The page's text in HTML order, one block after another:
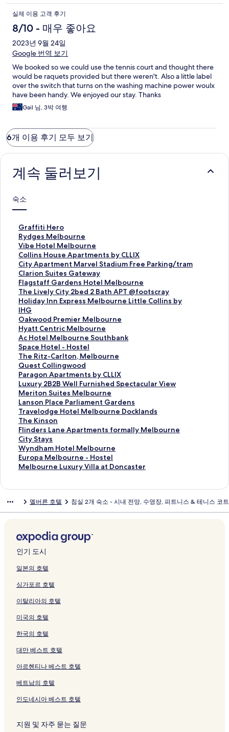
실제 이용 고객 후기
8/10 - 매우 좋아요
2023년 9월 24일
Google 번역 보기
We booked so we could use the tennis court and thought there
would be raquets provided but there weren't. Also a little label
over the switch that turns on the washing machine power woulx
have been handy. We enjoyed our stay. Thanks
Gail 님, 3박 여행
6개 이용 후기 모두 보기
계속 둘러보기
숙소
Graffiti Hero
G
r
a
f
f
i
t
i
H
e
r
o
페
이
지
를
여
는
링
크
Rydges Melbourne
R
y
d
g
e
s
M
e
l
b
o
u
r
n
e
페
이
지
를
여
는
링
크
Vibe Hotel Melbourne
V
i
b
e
H
o
t
e
l
M
e
l
b
o
u
r
n
e
페
이
지
를
여
는
링
Collins House Apartments by CLLIX
C
o
l
l
i
n
s
H
o
u
s
e
A
p
a
r
t
m
e
n
t
s
b
y
X
지
를
여
는
크
City Apartment Marvel Stadium Free Parking/tram
C
i
t
y
A
p
a
r
t
m
e
n
t
M
a
r
v
e
l
S
t
a
d
r
P
a
r
k
n
/
t
r
a
페
지
여
는
링
Clarion Suites Gateway
C
l
a
r
i
o
n
S
u
i
t
e
s
G
a
t
e
w
a
y
페
이
는
링
Flagstaff Gardens Hotel Melbourne
F
l
a
g
s
t
a
f
f
G
a
r
d
e
n
s
H
o
t
e
l
o
n
e
페
이
를
는
링
크
The Lively City 2bed 2 Bath APT @footscray
T
h
e
L
i
v
e
l
y
C
i
t
y
2
b
e
d
2
B
a
T
o
o
t
s
r
y
페
이
지
여
링
Holiday Inn Express Melbourne Little Collins by
IHG
H
o
l
i
d
a
y
I
n
n
E
x
p
r
e
s
s
M
e
r
L
i
t
t
e
o
l
l
i
s
y
H
G
페
지
Oakwood Premier Melbourne
O
a
k
w
o
o
d
P
r
e
m
i
e
r
M
e
l
n
이
지
를
여
링
Hyatt Centric Melbourne
H
y
a
t
t
C
e
n
t
r
i
c
M
e
l
b
e
지
를
여
는
크
Ac Hotel Melbourne Southbank
A
c
H
o
t
e
l
M
e
l
b
o
u
r
n
t
a
n
k
페
지
여
는
링
크
Space Hotel - Hostel
S
p
a
c
e
H
o
t
e
l
-
H
o
s
페
이
여
는
링
크
The Ritz-Carlton, Melbourne
T
h
e
R
i
t
z
-
C
a
r
l
t
M
e
o
u
r
n
페
지
를
여
는
크
Quest Collingwood
Q
u
e
s
t
C
o
l
l
i
n
g
페
를
여
는
링
Paragon Apartments by CLLIX
P
a
r
a
g
o
n
A
p
a
r
t
y
C
L
L
X
이
지
를
여
링
Luxury 2B2B Well Furnished Spectacular View
L
u
x
u
r
y
2
B
2
B
F
n
i
s
h
d
p
e
c
t
c
l
r
V
i
w
Meriton Suites Melbourne
M
e
r
i
t
o
n
S
u
M
b
o
u
r
e
이
지
를
여
링
Lanson Place Parliament Gardens
L
a
n
s
o
n
P
l
a
i
a
m
e
t
a
r
d
e
s
이
를
여
는
크
Travelodge Hotel Melbourne Docklands
T
r
a
v
e
l
o
o
l
M
e
l
o
r
n
e
D
c
l
n
d
s
이
The Kinson
T
h
e
K
i
n
페
이
여
는
링
크
Flinders Lane Apartments formally Melbourne
City Stays
F
l
i
n
d
a
A
p
a
r
m
n
t
s
f
r
a
l
y
M
l
Wyndham Hotel Melbourne
W
y
n
m
H
e
l
M
e
b
u
r
n
e
이
를
는
링
크
Europa Melbourne - Hostel
E
u
M
b
o
u
r
e
H
o
s
t
l
이
를
여
는
크
Melbourne Luxury Villa at Doncaster
M
u
e
L
u
x
r
V
i
l
l
a
D
n
c
a
t
멜버른 호텔 침실 2개 숙소 - 시내 전망, 수영장, 피트니스 & 테니스 코트
인기 도시
일본의 호텔
싱가포르 호텔
이탈리아의 호텔
미국의 호텔
한국의 호텔
대만 베스트 호텔
아르헨티나 베스트 호텔
베트남의 호텔
인도네시아 베스트 호텔
지원 및 자주 묻는 질문